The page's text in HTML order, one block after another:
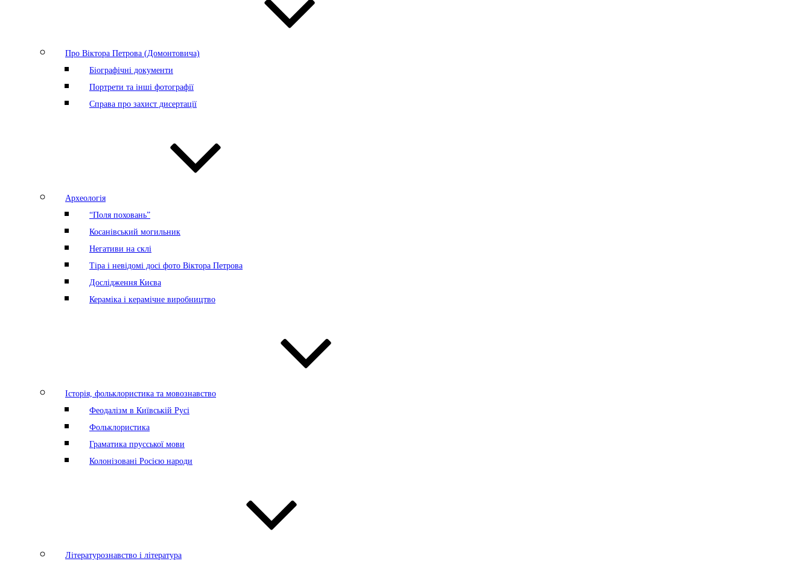
Про Віктора Петрова (Домонтовича)
Біографічні документи
Портрети та інші фотографії
Справа про захист дисертації
Археологія
“Поля поховань”
Косанівський могильник
Негативи на склі
Тіра і невідомі досі фото Віктора Петрова
Дослідження Києва
Кераміка і керамічне виробництво
Історія, фольклористика та мовознавство
Феодалізм в Київській Русі
Фольклористика
Граматика прусської мови
Колонізовані Росією народи
Літературознавство і література